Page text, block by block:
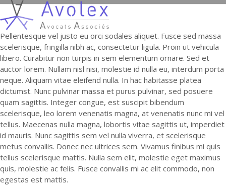
Skip
to
content
Open
mobile
menu
Close
mobile
menu
Pellentesque vel justo eu orci sodales aliquet. Fusce sed massa
scelerisque, fringilla nibh ac, consectetur ligula. Proin ut vehicula
libero. Curabitur non turpis in sem elementum ornare. Sed et
auctor lorem. Nullam nisl nisi, molestie id nulla eu, interdum porta
neque. Aliquam vitae eleifend nulla. In hac habitasse platea
dictumst. Nunc pulvinar massa et purus pulvinar, sed posuere
quam sagittis. Integer congue, est suscipit bibendum
scelerisque, leo lorem venenatis magna, at venenatis nunc mi vel
tellus. Maecenas nulla magna, lobortis vitae sagittis ut, imperdiet
id mauris. Nunc sagittis sem vel nulla viverra, et scelerisque
metus convallis. Donec nec ultrices sem. Vivamus finibus mi quis
tellus scelerisque mattis. Nulla sem elit, molestie eget maximus
quis, molestie ac felis. Fusce convallis mi ac elit commodo, non
egestas est mattis.